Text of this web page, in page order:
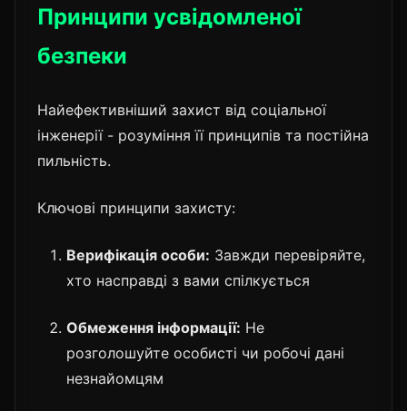
Принципи усвідомленої
безпеки
Найефективніший захист від соціальної
інженерії - розуміння її принципів та постійна
пильність.
Ключові принципи захисту:
Верифікація особи: Завжди перевіряйте,
хто насправді з вами спілкується
Обмеження інформації: Не
розголошуйте особисті чи робочі дані
незнайомцям